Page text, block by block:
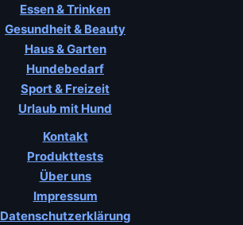
Essen & Trinken
Gesundheit & Beauty
Haus & Garten
Hundebedarf
Sport & Freizeit
Urlaub mit Hund
Kontakt
Produkttests
Über uns
Impressum
Datenschutzerklärung